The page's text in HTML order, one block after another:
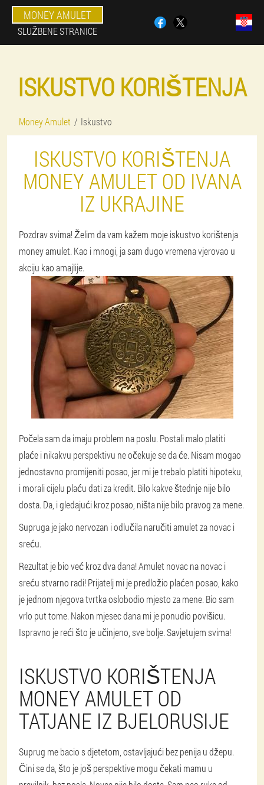
MONEY AMULET
SLUŽBENE STRANICE
ISKUSTVO KORIŠTENJA
Money Amulet Iskustvo
ISKUSTVO KORIŠTENJA
MONEY AMULET OD IVANA
IZ UKRAJINE
Pozdrav svima! Želim da vam kažem moje iskustvo korištenja
money amulet. Kao i mnogi, ja sam dugo vremena vjerovao u
akciju kao amajlije.
Počela sam da imaju problem na poslu. Postali malo platiti
plaće i nikakvu perspektivu ne očekuje se da će. Nisam mogao
jednostavno promijeniti posao, jer mi je trebalo platiti hipoteku,
i morali cijelu plaću dati za kredit. Bilo kakve štednje nije bilo
dosta. Da, i gledajući kroz posao, ništa nije bilo pravog za mene.
Supruga je jako nervozan i odlučila naručiti amulet za novac i
sreću.
Rezultat je bio već kroz dva dana! Amulet novac na novac i
sreću stvarno radi! Prijatelj mi je predložio plaćen posao, kako
je jednom njegova tvrtka oslobodio mjesto za mene. Bio sam
vrlo put tome. Nakon mjesec dana mi je ponudio povišicu.
Ispravno je reći što je učinjeno, sve bolje. Savjetujem svima!
ISKUSTVO KORIŠTENJA
MONEY AMULET OD
TATJANE IZ BJELORUSIJE
Suprug me bacio s djetetom, ostavljajući bez penija u džepu.
Čini se da, što je još perspektive mogu čekati mamu u